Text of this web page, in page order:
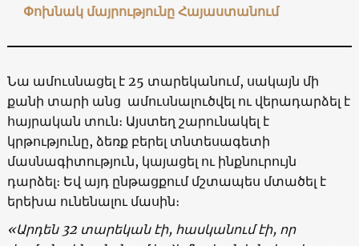
Փոխնակ մայրությունը Հայաստանում
Նա ամուսնացել է 25 տարեկանում, սակայն մի
քանի տարի անց ամուսնալուծվել ու վերադարձել է
հայրական տուն։ Այստեղ շարունակել է
կրթությունը, ձեռք բերել տնտեսագետի
մասնագիտություն, կայացել ու ինքնուրույն
դարձել։ Եվ այդ ընթացքում մշտապես մտածել է
երեխա ունենալու մասին։
«Արդեն32 տարեկան էի, հասկանում էի, որ